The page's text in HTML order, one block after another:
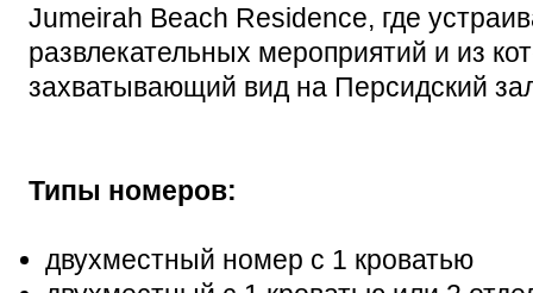
Jumeirah Beach Residence, где
развлекательных мероприятий и из
захватывающий вид на Персидский
Типы номеров:
двухместный номер с 1 кроватью